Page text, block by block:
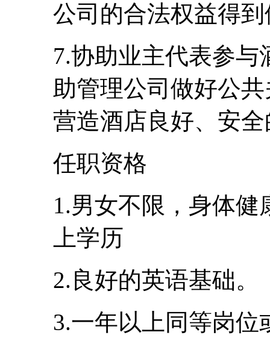
公司的合法权益得
7.协助业主代表参
助管理公司做好公
营造酒店良好、安
任职资格
1.男女不限，身体
上学历
2.良好的英语基础。
3.一年以上同等岗